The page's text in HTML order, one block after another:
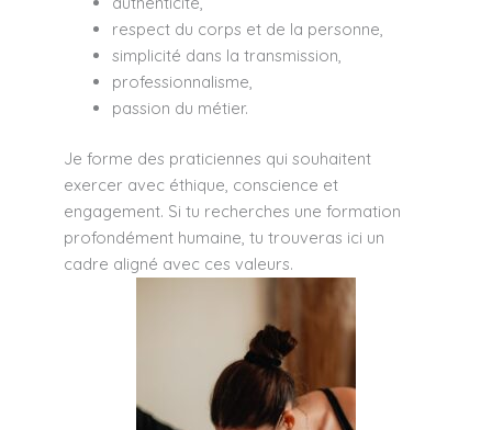
respect du corps et de la personne,
simplicité dans la transmission,
professionnalisme,
passion du métier.
Je forme des praticiennes qui souhaitent
exercer avec éthique, conscience et
engagement. Si tu recherches une formation
profondément humaine, tu trouveras ici un
cadre aligné avec ces valeurs.